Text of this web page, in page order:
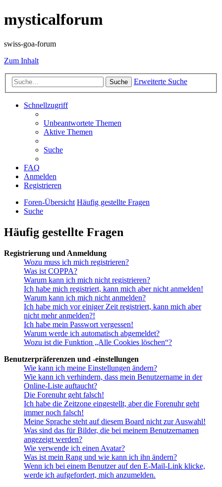
mysticalforum
swiss-goa-forum
Zum Inhalt
Suche Erweiterte Suche
Schnellzugriff
Unbeantwortete Themen
Aktive Themen
Suche
FAQ
Anmelden
Registrieren
Foren-Übersicht Häufig gestellte Fragen
Suche
Häufig gestellte Fragen
Registrierung und Anmeldung
Wozu muss ich mich registrieren?
Was ist COPPA?
Warum kann ich mich nicht registrieren?
Ich habe mich registriert, kann mich aber nicht anmelden!
Warum kann ich mich nicht anmelden?
Ich habe mich vor einiger Zeit registriert, kann mich aber
nicht mehr anmelden?!
Ich habe mein Passwort vergessen!
Warum werde ich automatisch abgemeldet?
Wozu ist die Funktion „Alle Cookies löschen“?
Benutzerpräferenzen und -einstellungen
Wie kann ich meine Einstellungen ändern?
Wie kann ich verhindern, dass mein Benutzername in der
Online-Liste auftaucht?
Die Forenuhr geht falsch!
Ich habe die Zeitzone eingestellt, aber die Forenuhr geht
immer noch falsch!
Meine Sprache steht auf diesem Board nicht zur Auswahl!
Was sind das für Bilder, die bei meinem Benutzernamen
angezeigt werden?
Wie verwende ich einen Avatar?
Was ist mein Rang und wie kann ich ihn ändern?
Wenn ich bei einem Benutzer auf den E-Mail-Link klicke,
werde ich aufgefordert, mich anzumelden.